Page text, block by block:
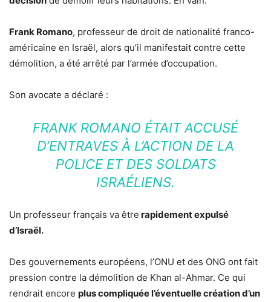
Frank Romano, professeur de droit de nationalité franco-
américaine en Israël, alors qu’il manifestait contre cette
démolition, a été arrêté par l’armée d’occupation.
Son avocate a déclaré :
FRANK ROMANO ÉTAIT ACCUSÉ
D’ENTRAVES À L’ACTION DE LA
POLICE ET DES SOLDATS
ISRAÉLIENS.
Un professeur français va être rapidement expulsé
d’Israël.
Des gouvernements européens, l’ONU et des ONG ont fait
pression contre la démolition de Khan al-Ahmar. Ce qui
rendrait encore plus compliquée l’éventuelle création d’un